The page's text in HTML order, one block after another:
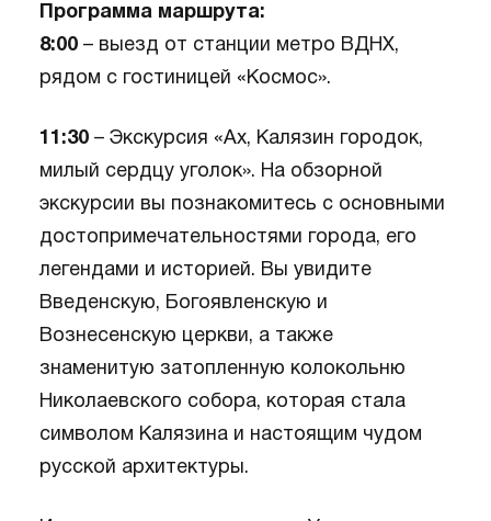
Программа маршрута:
8:00– выезд от станции метро ВДНХ,
рядом с гостиницей «Космос».
11:30– Экскурсия «Ах, Калязин городок,
милый сердцу уголок». На обзорной
экскурсии вы познакомитесь с основными
достопримечательностями города, его
легендами и историей. Вы увидите
Введенскую, Богоявленскую и
Вознесенскую церкви, а также
знаменитую затопленную колокольню
Николаевского собора, которая стала
символом Калязина и настоящим чудом
русской архитектуры.